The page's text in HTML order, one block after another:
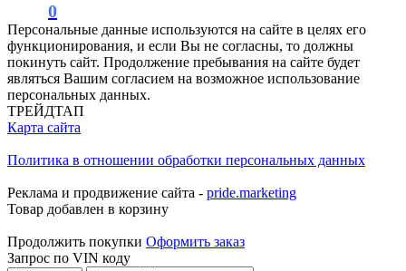
0
Персональные данные используются на сайте в целях его
функционирования, и если Вы не согласны, то должны
покинуть сайт. Продолжение пребывания на сайте будет
являться Вашим согласием на возможное использование
персональных данных.
ТРЕЙДТАП
Карта сайта
Политика в отношении обработки персональных данных
Реклама и продвижение сайта - pride.marketing
Товар добавлен в корзину
Продолжить покупки Оформить заказ
Запрос по VIN коду